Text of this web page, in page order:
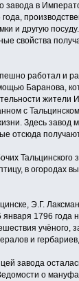
завода в
и другую
свойства
работал и
Баранова,
жители
с
Здесь
отсюда
в
Э.Г.
января 1796
и
завода
о